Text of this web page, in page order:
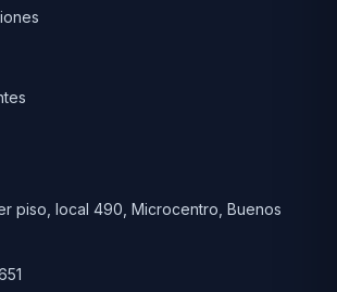
piso, local 490, Microcentro, Buenos